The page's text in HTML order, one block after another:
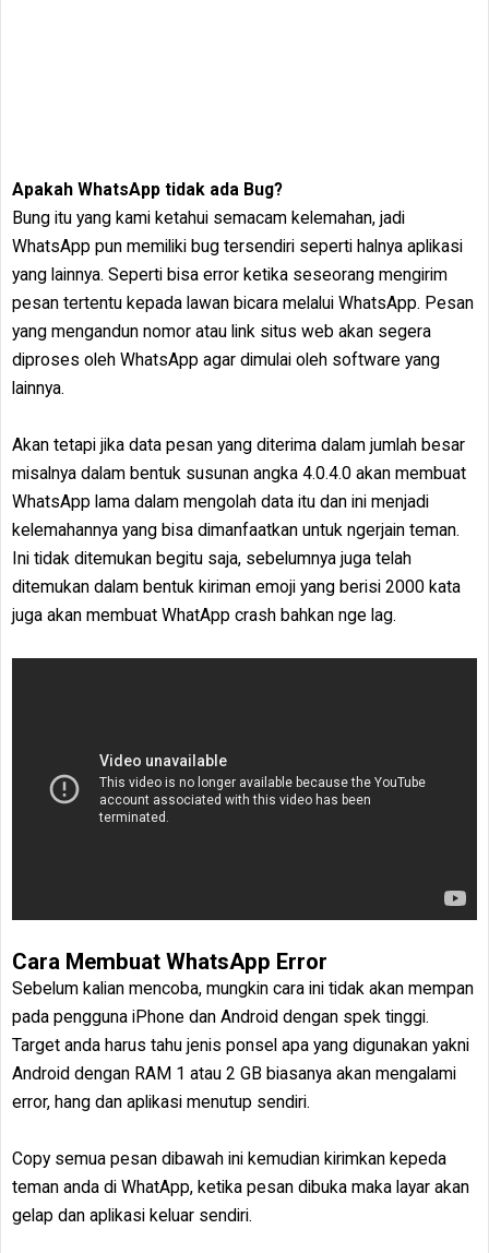
Apakah WhatsApp tidak ada Bug?
Bung itu yang kami ketahui semacam kelemahan, jadi
WhatsApp pun memiliki bug tersendiri seperti halnya aplikasi
yang lainnya. Seperti bisa error ketika seseorang mengirim
pesan tertentu kepada lawan bicara melalui WhatsApp. Pesan
yang mengandun nomor atau link situs web akan segera
diproses oleh WhatsApp agar dimulai oleh software yang
lainnya.
Akan tetapi jika data pesan yang diterima dalam jumlah besar
misalnya dalam bentuk susunan angka 4.0.4.0 akan membuat
WhatsApp lama dalam mengolah data itu dan ini menjadi
kelemahannya yang bisa dimanfaatkan untuk ngerjain teman.
Ini tidak ditemukan begitu saja, sebelumnya juga telah
ditemukan dalam bentuk kiriman emoji yang berisi 2000 kata
juga akan membuat WhatApp crash bahkan nge lag.
Cara Membuat WhatsApp Error
Sebelum kalian mencoba, mungkin cara ini tidak akan mempan
pada pengguna iPhone dan Android dengan spek tinggi.
Target anda harus tahu jenis ponsel apa yang digunakan yakni
Android dengan RAM 1 atau 2 GB biasanya akan mengalami
error, hang dan aplikasi menutup sendiri.
Copy semua pesan dibawah ini kemudian kirimkan kepeda
teman anda di WhatApp, ketika pesan dibuka maka layar akan
gelap dan aplikasi keluar sendiri.